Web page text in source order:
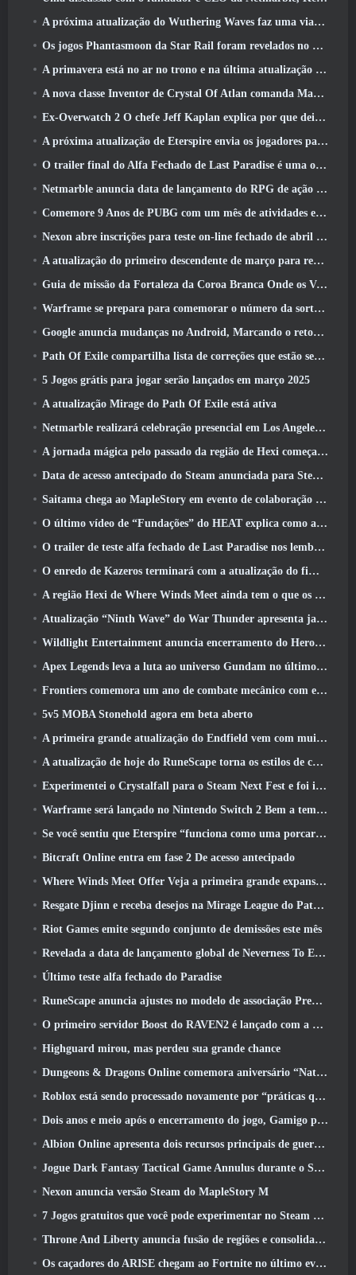
A próxima atualização do Wuthering Waves faz uma viagem ao “lado negro”
Os jogos Phantasmoon da Star Rail foram revelados no 4.1 Programa Especial
A primavera está no ar no trono e na última atualização do Liberty
A nova classe Inventor de Crystal Of Atlan comanda Magitech Mechs em batalha
Ex-Overwatch 2 O chefe Jeff Kaplan explica por que deixou a Blizzard
A próxima atualização de Eterspire envia os jogadores para as minas anãs
O trailer final do Alfa Fechado de Last Paradise é uma obra de arte pequena, mas aterrorizante
Netmarble anuncia data de lançamento do RPG de ação para domar monstros Mongil: Mergulho nas Estrelas
Comemore 9 Anos de PUBG com um mês de atividades especiais
Nexon abre inscrições para teste on-line fechado de abril do MapleStory Classic World
A atualização do primeiro descendente de março para reequilibrar Sharen e também introduzir novo conteúdo
Guia de missão da Fortaleza da Coroa Branca Onde os Ventos Encontram
Warframe se prepara para comemorar o número da sorte 13 Com eventos de aniversário
Google anuncia mudanças no Android, Marcando o retorno do Fortnite à Play Store
Path Of Exile compartilha lista de correções que estão sendo trabalhadas após o lançamento do Mirage
5 Jogos grátis para jogar serão lançados em março 2025
A atualização Mirage do Path Of Exile está ativa
Netmarble realizará celebração presencial em Los Angeles. Antes dos Sete Pecados Capitais: Lançamento de origem
A jornada mágica pelo passado da região de Hexi começa onde os ventos se encontram hoje
Data de acesso antecipado do Steam anunciada para Steampunk ARPG Crystalfall
Saitama chega ao MapleStory em evento de colaboração One-Punch Man
O último vídeo de “Fundações” do HEAT explica como agentes e tanques trabalham juntos
O trailer de teste alfa fechado de Last Paradise nos lembra como é realmente sobreviver ao apocalipse zumbi
O enredo de Kazeros terminará com a atualização do fim do abismo de Lost Ark
A região Hexi de Where Winds Meet ainda tem o que os jogadores amam, ao mesmo tempo que é uma experiência única
Atualização “Ninth Wave” do War Thunder apresenta jatos Rank IX
Wildlight Entertainment anuncia encerramento do Hero Shooter Highguard gratuito
Apex Legends leva a luta ao universo Gundam no último evento de crossover
Frontiers comemora um ano de combate mecânico com eventos de aniversário
5v5 MOBA Stonehold agora em beta aberto
A primeira grande atualização do Endfield vem com muitas otimizações
A atualização de hoje do RuneScape torna os estilos de combate originais do MMORPG mais fáceis de aprender
Experimentei o Crystalfall para o Steam Next Fest e foi isso que aprendi
Warframe será lançado no Nintendo Switch 2 Bem a tempo para a próxima grande atualização, O Shadowgrapher
Se você sentiu que Eterspire “funciona como uma porcaria”, O diretor criativo diz que isso não acontece mais
Bitcraft Online entra em fase 2 De acesso antecipado
Where Winds Meet Offer Veja a primeira grande expansão na transmissão ao vivo Hexi
Resgate Djinn e receba desejos na Mirage League do Path Of Exile
Riot Games emite segundo conjunto de demissões este mês
Revelada a data de lançamento global de Neverness To Everness
Último teste alfa fechado do Paradise
RuneScape anuncia ajustes no modelo de associação Premier para levar em conta as mudanças recentes no MMORPG
O primeiro servidor Boost do RAVEN2 é lançado com a atualização de hoje
Highguard mirou, mas perdeu sua grande chance
Dungeons & Dragons Online comemora aniversário “Natural 20” com missões e recompensas especiais
Roblox está sendo processado novamente por “práticas que colocam em perigo e exploram crianças”
Dois anos e meio após o encerramento do jogo, Gamigo provoca o retorno do MMO medieval Glory Victis
Albion Online apresenta dois recursos principais de guerra de facções na atualização Realm Divided Part II
Jogue Dark Fantasy Tactical Game Annulus durante o Steam Next Fest
Nexon anuncia versão Steam do MapleStory M
7 Jogos gratuitos que você pode experimentar no Steam Next Fest
Throne And Liberty anuncia fusão de regiões e consolidação de servidores
Os caçadores do ARISE chegam ao Fortnite no último evento de colaboração